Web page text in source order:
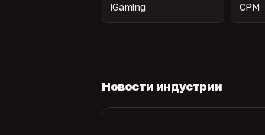
iGaming
CPM
Новости индустрии